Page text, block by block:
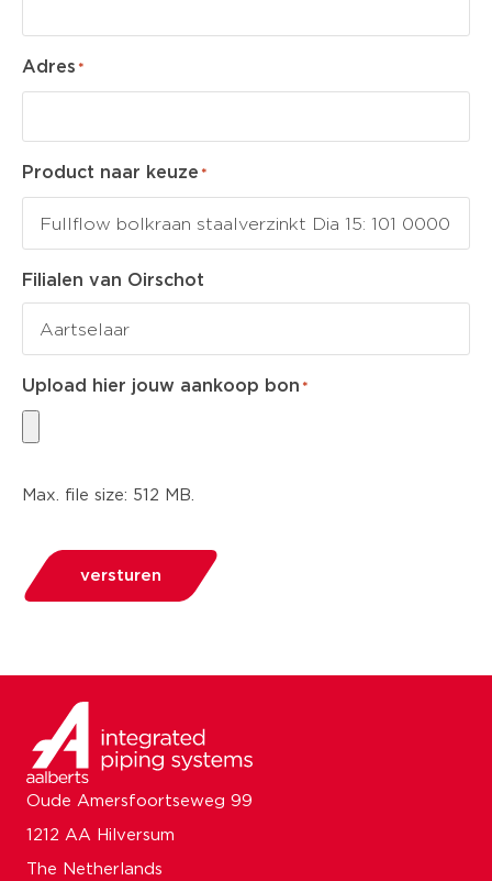
Adres *
Product naar keuze *
Filialen van Oirschot
Upload hier jouw aankoop bon *
Max. file size: 512 MB.
versturen
Oude Amersfoortseweg 99
1212 AA Hilversum
The Netherlands